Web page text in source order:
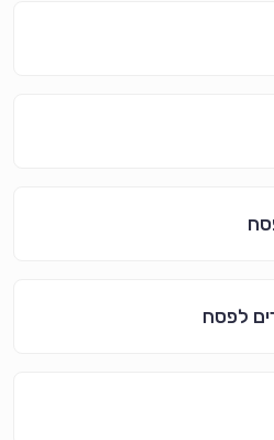
לפסח